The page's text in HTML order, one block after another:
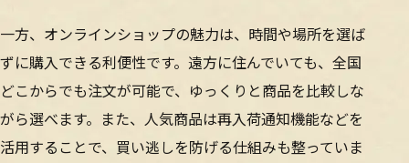
一方、オンラインショップの魅力は、時間や場所を選ば
ずに購入できる利便性です。遠方に住んでいても、全国
どこからでも注文が可能で、ゆっくりと商品を比較しな
がら選べます。また、人気商品は再入荷通知機能などを
活用することで、買い逃しを防げる仕組みも整っていま